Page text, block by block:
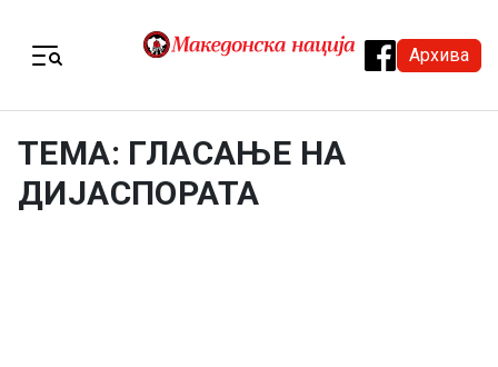
Архива
ТЕМА: ГЛАСАЊЕ НА
ДИЈАСПОРАТА